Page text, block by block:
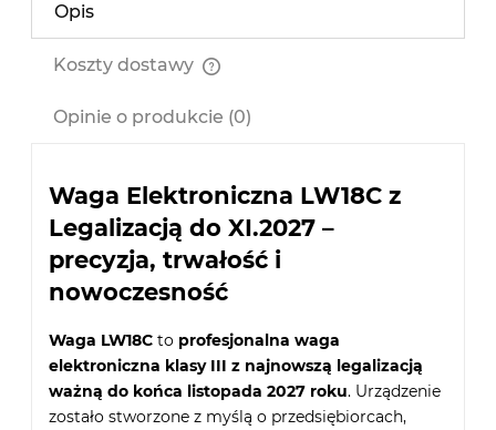
Opis
Koszty dostawy
Opinie o produkcie (0)
Waga Elektroniczna LW18C z
Legalizacją do XI.2027 –
precyzja, trwałość i
nowoczesność
Waga LW18C to profesjonalna waga
elektroniczna klasy III z najnowszą legalizacją
ważną do końca listopada 2027 roku. Urządzenie
zostało stworzone z myślą o przedsiębiorcach,